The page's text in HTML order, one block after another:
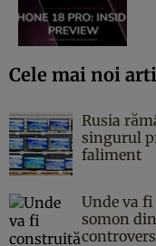
Cele mai noi
Rusia
singurul
faliment
Unde va
somon